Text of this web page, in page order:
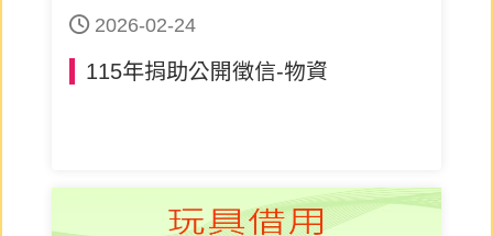
2026-02-24
115年捐助公開徵信-物資